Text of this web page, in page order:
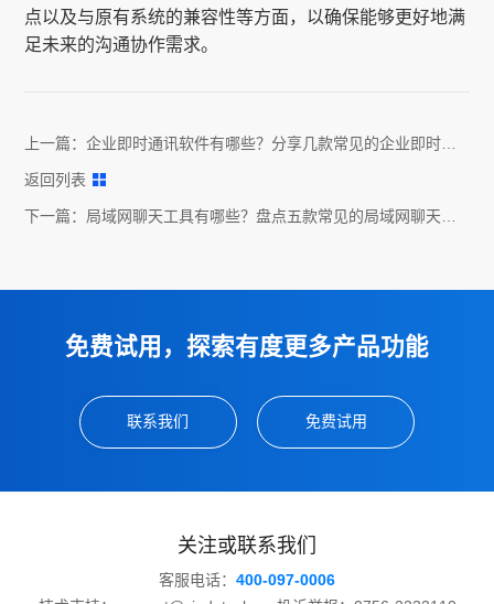
点以及与原有系统的兼容性等方面，以确保能够更好地满
足未来的沟通协作需求。
上一篇：企业即时通讯软件有哪些？分享几款常见的企业即时通
返回列表
下一篇： 局域网聊天工具有哪些？盘点五款常见的局域网聊天工
免费试用，探索有度更多产品功能
联系我们 免费试用
关注或联系我们
客服电话： 400-097-0006